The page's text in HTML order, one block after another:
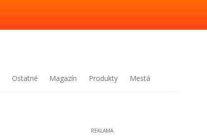
Ostatné Magazín Produkty Mestá
REKLAMA